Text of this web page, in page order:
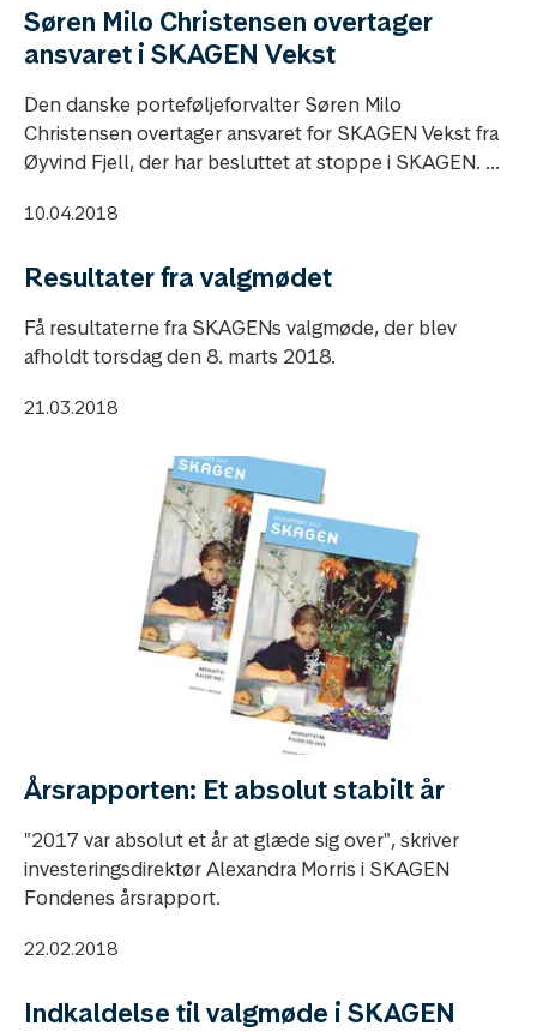
Søren Milo Christensen overtager
ansvaret i SKAGEN Vekst
Den danske porteføljeforvalter Søren Milo
Christensen overtager ansvaret for SKAGEN Vekst fra
Øyvind Fjell, der har besluttet at stoppe i SKAGEN. ...
10.04.2018
Resultater fra valgmødet
Få resultaterne fra SKAGENs valgmøde, der blev
afholdt torsdag den 8. marts 2018.
21.03.2018
Årsrapporten: Et absolut stabilt år
"2017 var absolut et år at glæde sig over", skriver
investeringsdirektør Alexandra Morris i SKAGEN
Fondenes årsrapport.
22.02.2018
Indkaldelse til valgmøde i SKAGEN